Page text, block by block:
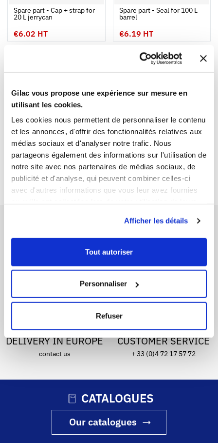
Gilac vous propose une expérience sur mesure en
utilisant les cookies.
Les cookies nous permettent de personnaliser le contenu
et les annonces, d'offrir des fonctionnalités relatives aux
médias sociaux et d'analyser notre trafic. Nous
partageons également des informations sur l'utilisation de
notre site avec nos partenaires de médias sociaux, de
publicité et d'analyse, qui peuvent combiner celles-ci
avec d'autres informations que vous leur avez fournies
Afficher les détails
Tout autoriser
Personnaliser
Refuser
Ouvrir
Add to cart
Fermer
Spare part - Cap + strap for
20 L jerrycan
€6.02 HT
Ouvrir
Spare part - Seal for 100 L
barrel
€6.19 HT
Ouvrir
1
Add to cart
Fermer
Spare part - Seal for 30 L
barrel
€2.92 HT
Spare part - Seal for 50 L
barrel
€4.69 HT
SECURE PAYMENT
administrative payment order
FREE DELIVERY
DELIVERY IN EUROPE
contact us
CUSTOMER SERVICE
+ 33 (0)4 72 17 57 72
CATALOGUES
Our catalogues